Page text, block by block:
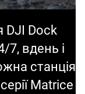
DJI Dock
7, вдень і
станція
Matrice